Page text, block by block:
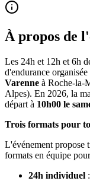
À propos de
Les 24h et 12h et 6h
d'endurance organisée
Varenne à Roche-la-
Alpes). En 2026, la
départ à 10h00 le
Trois formats pour
L'événement propose
formats en équipe
24h individuel